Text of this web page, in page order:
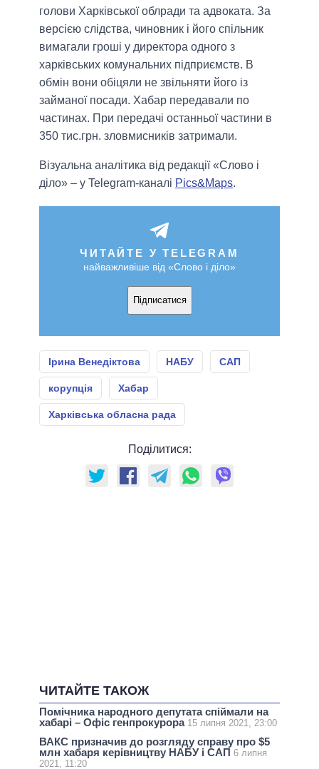
голови Харківської облради та адвоката. За
версією слідства, чиновник і його спільник
вимагали гроші у директора одного з
харківських комунальних підприємств. В
обмін вони обіцяли не звільняти його із
займаної посади. Хабар передавали по
частинах. При передачі останньої частини в
350 тис.грн. зловмисників затримали.
Візуальна аналітика від редакції «Слово і
діло» – у Telegram-каналі Pics&Maps.
ЧИТАЙТЕ У TELEGRAM
найважливіше від «Слово і діло»
Підписатися
Ірина Венедіктова НАБУ САП
корупція Хабар
Харківська обласна рада
Поділитися:
ЧИТАЙТЕ ТАКОЖ
Помічника народного депутата спіймали на
хабарі – Офіс генпрокурора 15 липня 2021, 23:00
ВАКС призначив до розгляду справу про $5
млн хабаря керівництву НАБУ і САП 6 липня
2021, 11:20